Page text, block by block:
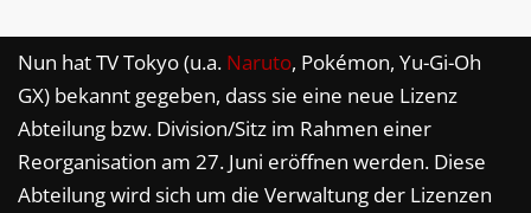
Nun hat TV Tokyo (u.a. Naruto, Pokémon, Yu-Gi-Oh
GX) bekannt gegeben, dass sie eine neue Lizenz
Abteilung bzw. Division/Sitz im Rahmen einer
Reorganisation am 27. Juni eröffnen werden. Diese
Abteilung wird sich um die Verwaltung der Lizenzen